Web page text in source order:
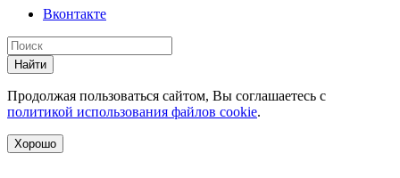
Вконтакте
Найти
Продолжая пользоваться сайтом, Вы соглашаетесь с
политикой использования файлов cookie.
Хорошо